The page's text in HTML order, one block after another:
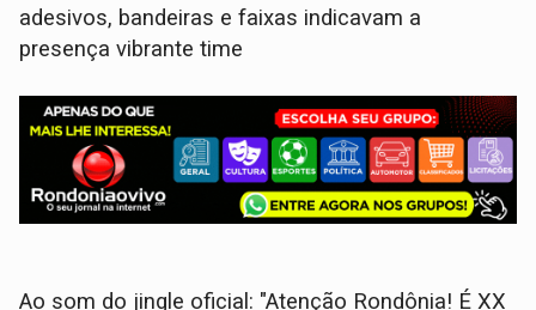
adesivos, bandeiras e faixas indicavam a
presença vibrante time
Ao som do jingle oficial: "Atenção Rondônia! É XX